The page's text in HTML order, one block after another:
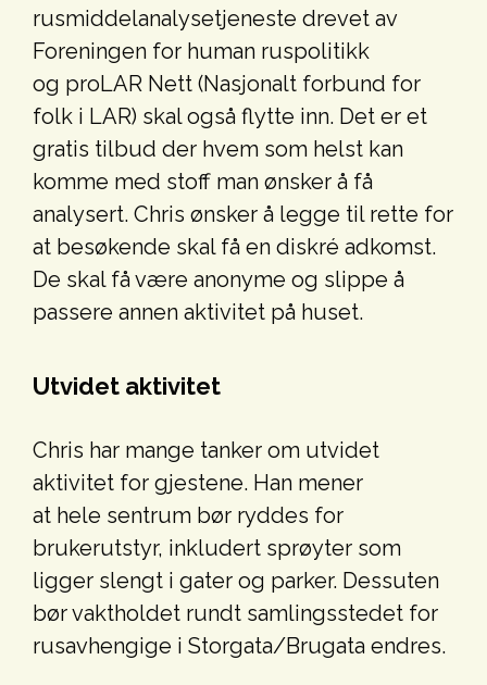
rusmiddelanalysetjeneste drevet av
Foreningen for human ruspolitikk
og proLAR Nett (Nasjonalt forbund for
folk i LAR) skal også flytte inn. Det er et
gratis tilbud der hvem som helst kan
komme med stoff man ønsker å få
analysert. Chris ønsker å legge til rette for
at besøkende skal få en diskré adkomst.
De skal få være anonyme og slippe å
passere annen aktivitet på huset.
Utvidet aktivitet
Chris har mange tanker om utvidet
aktivitet for gjestene. Han mener
at hele sentrum bør ryddes for
brukerutstyr, inkludert sprøyter som
ligger slengt i gater og parker. Dessuten
bør vaktholdet rundt samlingsstedet for
rusavhengige i Storgata/Brugata endres.